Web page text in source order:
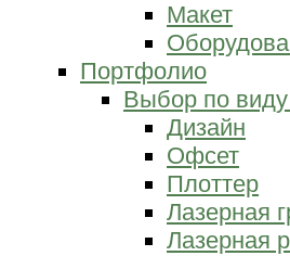
Макет
Портфолио
Выбор по
Дизайн
Офсет
Плоттер
Лазерная
Лазерная